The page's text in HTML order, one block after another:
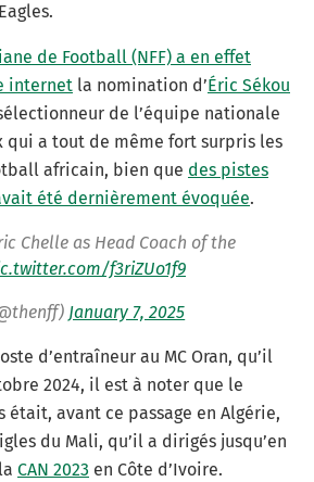
de Football (NFF) a en effet
internet la nomination d’Éric Sékou
de l’équipe nationale
qui a tout de même fort surpris les
africain, bien que des pistes
été dernièrement évoquée.
Chelle as Head Coach of the
f3riZUo1f9
January 7, 2025
d’entraîneur au MC Oran, qu’il
2024, il est à noter que le
était, avant ce passage en Algérie,
du Mali, qu’il a dirigés jusqu’en
CAN 2023 en Côte d’Ivoire.